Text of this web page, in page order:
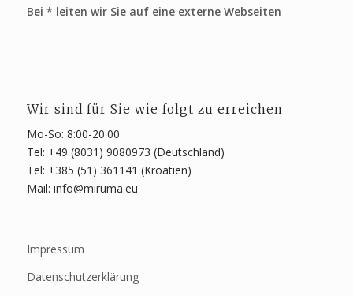
Bei * leiten wir Sie auf eine externe Webseiten
Wir sind für Sie wie folgt zu erreichen
Mo-So: 8:00-20:00
Tel: +49 (8031) 9080973 (Deutschland)
Tel: +385 (51) 361141 (Kroatien)
Mail: info@miruma.eu
Impressum
Datenschutzerklärung